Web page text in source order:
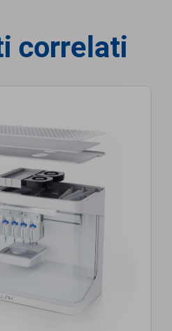
correlati